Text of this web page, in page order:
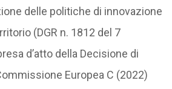
delle politiche di innovazione
(DGR n. 1812 del 7
d’atto della Decisione di
Europea C (2022)